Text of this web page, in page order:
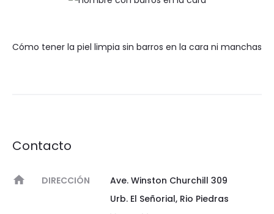
Cómo tener la piel limpia sin barros en la cara ni manchas
Contacto
DIRECCIÓN
Ave. Winston Churchill 309
Urb. El Señorial, Rio Piedras